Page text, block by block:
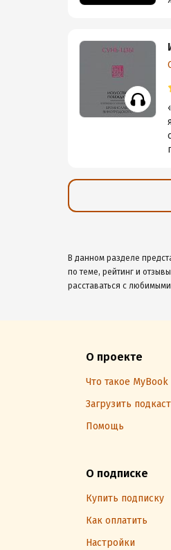
В данном разделе
по теме, рейтинг и
расставаться с
О проекте
Что такое MyBook
Загрузить
Помощь
О подписке
Купить подписку
Как оплатить
Настройки